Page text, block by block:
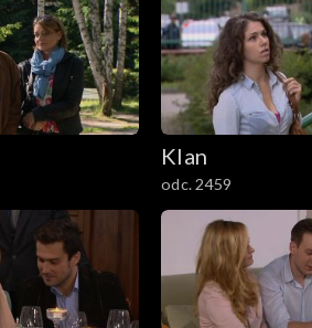
1501–1600
1401–1500
1301–1400
1101–1200
1001–1100
Klan
odc. 2459